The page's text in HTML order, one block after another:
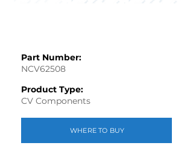
Part Number:
NCV62508
Product Type:
CV Components
WHERE TO BUY